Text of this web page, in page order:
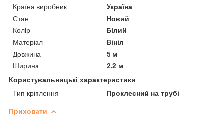
Країна виробник
Україна
Стан
Новий
Колір
Білий
Матеріал
Вініл
Довжина
5 м
Ширина
2.2 м
Користувальницькі характеристики
Тип кріплення
Проклеєний на трубі
Приховати